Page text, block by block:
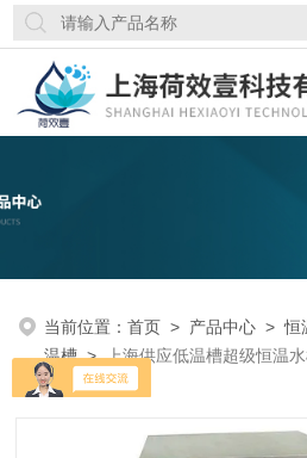
当前位置：首页 > 产品中心 >恒
温槽>上海供应低温槽超级恒温